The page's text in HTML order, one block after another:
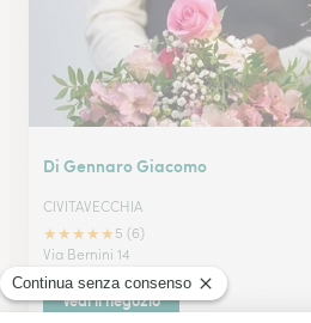
Di Gennaro Giacomo
CIVITAVECCHIA
★★★★★ 5 (6)
Via Bernini 14
Vedi il negozio